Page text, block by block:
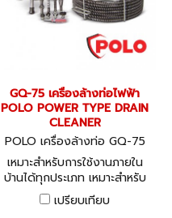
GQ-75 เครื่องล้างท่อไฟฟ้า
POLO POWER TYPE DRAIN
CLEANER
POLO เครื่องล้างท่อ GQ-75
เหมาะสำหรับการใช้งานภายใน
บ้านได้ทุกประเภท เหมาะสำหรับ
ทำความสะอาดท่อขนาด ø20-
100mm (3/4"-4") มีน้ำหนัก
เปรียบเทียบ